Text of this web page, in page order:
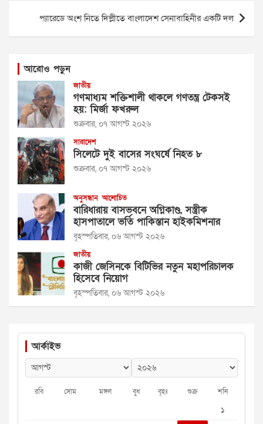
প্যারেডে অংশ নিতে দিল্লীতে বাংলাদেশ সেনাবাহিনীর একটি দল
আরোও পড়ুন
জাতীয়
গণমাধ্যম শক্তিশালী থাকলে গণতন্ত্র টেকসই
হয়: মির্জা ফখরুল
শুক্রবার, ০৭ আগস্ট ২০২৬
সারাদেশ
সিলেটে দুই বাসের সংঘর্ষে নিহত ৮
শুক্রবার, ০৭ আগস্ট ২০২৬
অনুসন্ধান আলোচিত
বারিধারায় বাসভবনে অগ্নিকাণ্ড, সস্ত্রীক
হাসপাতালে ভর্তি পাকিস্তান হাইকমিশনার
বৃহস্পতিবার, ০৬ আগস্ট ২০২৬
জাতীয়
কাজী জেসিনকে বিটিভির নতুন মহাপরিচালক
হিসেবে নিয়োগ
বৃহস্পতিবার, ০৬ আগস্ট ২০২৬
আর্কাইভ
রবি সোম মঙ্গল বুধ বৃহঃ শুক্র শনি
১